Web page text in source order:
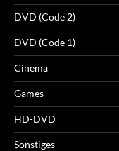
DVD (Code 2)
DVD (Code 1)
Cinema
Games
HD-DVD
Sonstiges